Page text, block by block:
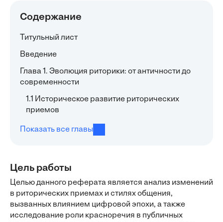
Содержание
Титульный лист
Введение
Глава 1. Эволюция риторики: от античности до
современности
1.1 Историческое развитие риторических
приемов
Показать все главы
Цель работы
Целью данного реферата является анализ изменений
в риторических приемах и стилях общения,
вызванных влиянием цифровой эпохи, а также
исследование роли красноречия в публичных